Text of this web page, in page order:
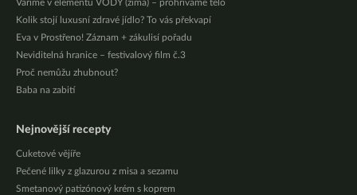
Vaříme v elementu VODY (zima) – prohříváme tělo
Kolik stojí luxusní zdravé jídlo? To vás překvapí
Eva v Prostřeno! Záznam + zákulisí pořadu
Neviditelná hranice – festivalový film č.3
Proč nemůžu zhubnout?
Baba na zabití
Nejnovější recepty
Cuketové vějíře
Pečené lilky z glazurou z misa a sezamu
Smetanový patizónový krém s koprem